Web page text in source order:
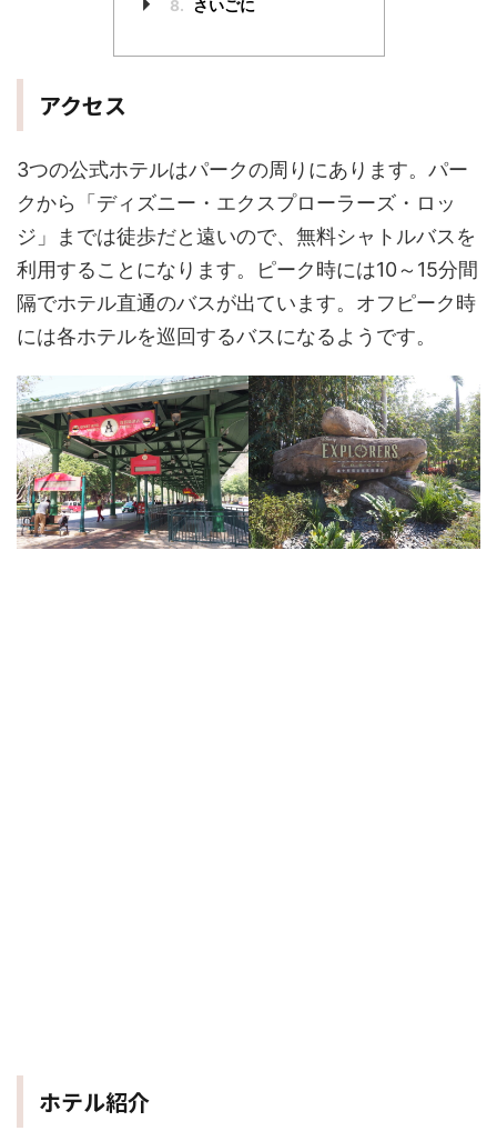
8. さいごに
アクセス
3つの公式ホテルはパークの周りにあります。パー
クから「ディズニー・エクスプローラーズ・ロッ
ジ」までは徒歩だと遠いので、無料シャトルバスを
利用することになります。ピーク時には10～15分間
隔でホテル直通のバスが出ています。オフピーク時
には各ホテルを巡回するバスになるようです。
ホテル紹介